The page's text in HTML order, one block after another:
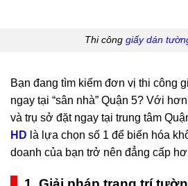
Thi công giấy dán
Bạn đang tìm kiếm đơn vị thi công
ngay tại “sân nhà” Quận 5? Với
và trụ sở đặt ngay tại trung tâm
HD là lựa chọn số 1 để biến hóa
doanh của bạn trở nên đẳng cấp